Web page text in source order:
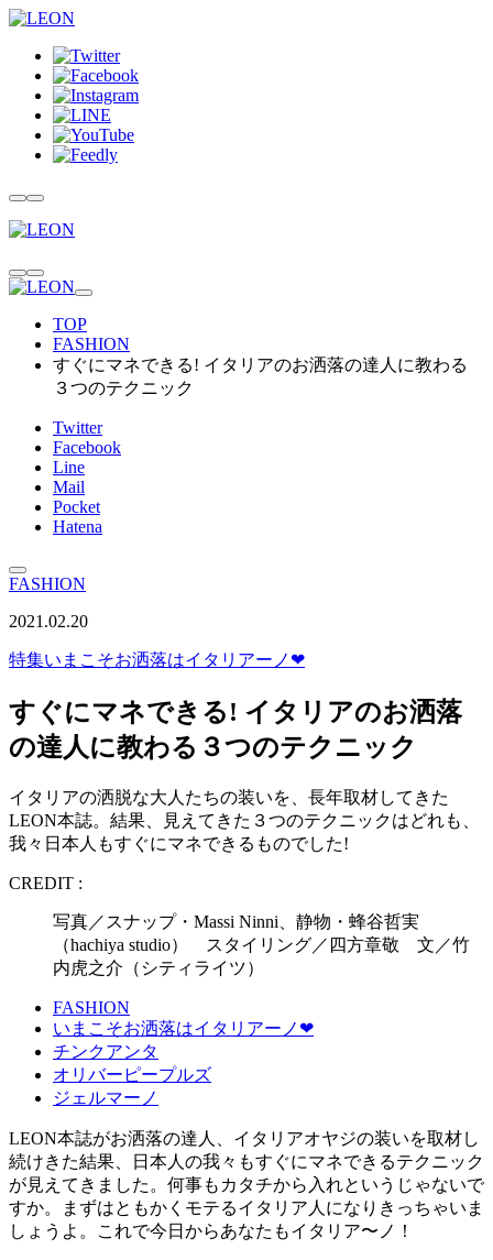
TOP
FASHION
すぐにマネできる! イタリアのお洒落の達人に教わる
３つのテクニック
Twitter
Facebook
Line
Mail
Pocket
Hatena
FASHION
2021.02.20
特集いまこそお洒落はイタリアーノ❤︎
すぐにマネできる! イタリアのお洒落
の達人に教わる３つのテクニック
イタリアの洒脱な大人たちの装いを、長年取材してきた
LEON本誌。結果、見えてきた３つのテクニックはどれも、
我々日本人もすぐにマネできるものでした!
CREDIT :
写真／スナップ・Massi Ninni、静物・蜂谷哲実
（hachiya studio） スタイリング／四方章敬 文／竹
内虎之介（シティライツ）
FASHION
いまこそお洒落はイタリアーノ❤︎
チンクアンタ
オリバーピープルズ
ジェルマーノ
LEON本誌がお洒落の達人、イタリアオヤジの装いを取材し
続けきた結果、日本人の我々もすぐにマネできるテクニック
が見えてきました。何事もカタチから入れというじゃないで
すか。まずはともかくモテるイタリア人になりきっちゃいま
しょうよ。これで今日からあなたもイタリア〜ノ！